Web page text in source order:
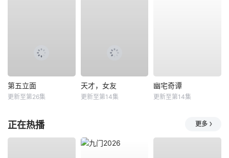
第五立面
更新至第26集
天才，女友
更新至第14集
幽宅奇谭
更新至第14集
正在热播 更多